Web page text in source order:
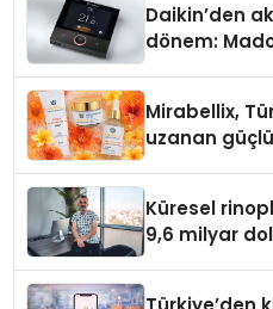
Daikin’den
dönem:
Mirabellix,
uzanan
Küresel
9,6 milyar